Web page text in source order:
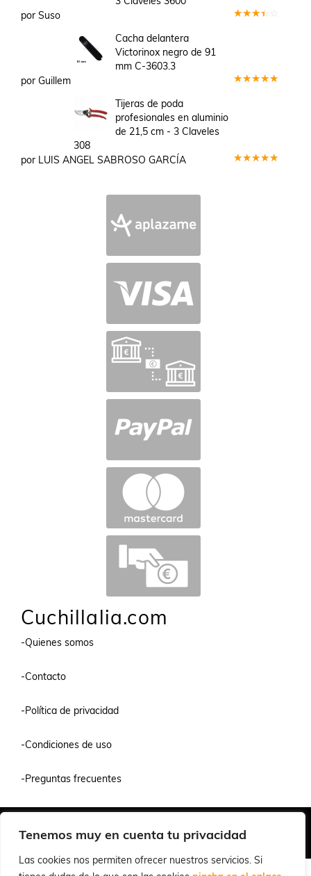
Tenemos muy en cuenta tu privacidad
Las cookies nos permiten ofrecer nuestros servicios. Si
por Suso
Cacha delantera
Victorinox negro de 91
mm C-3603.3
por Guillem
Tijeras de poda
profesionales en aluminio
de 21,5 cm - 3 Claveles
308
por LUIS ANGEL SABROSO GARCÍA
Cuchillalia.com
-Quienes somos
-Contacto
-Política de privacidad
-Condiciones de uso
-Preguntas frecuentes
© 2026 Cuchillalia.com